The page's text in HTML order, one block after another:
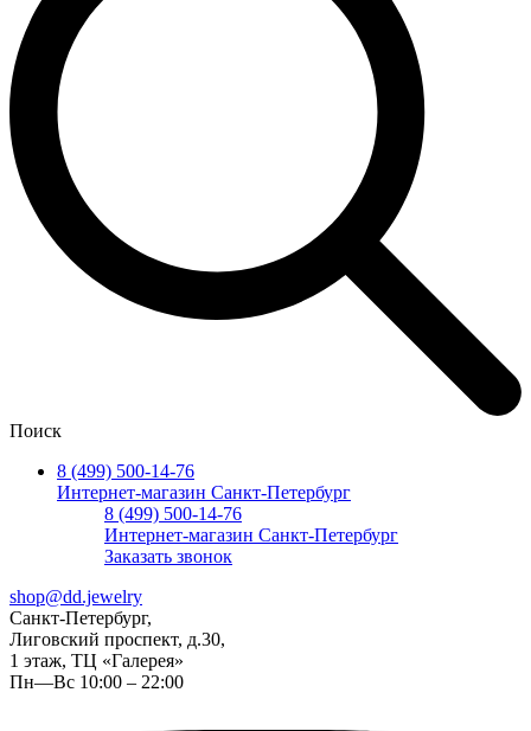
Поиск
8 (499) 500-14-76
Интернет-магазин Санкт-Петербург
8 (499) 500-14-76
Интернет-магазин Санкт-Петербург
Заказать звонок
shop@dd.jewelry
Санкт-Петербург,
Лиговский проспект, д.30,
1 этаж, ТЦ «Галерея»
Пн—Вс 10:00 – 22:00